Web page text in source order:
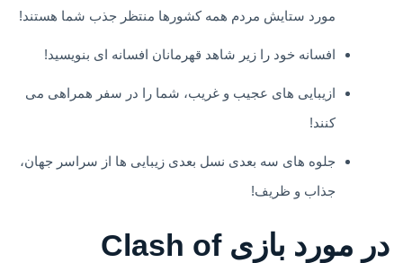
مورد ستایش مردم همه کشورها منتظر جذب شما هستند!
افسانه خود را زیر شاهد قهرمانان افسانه ای بنویسید!
ازیبایی های عجیب و غریب، شما را در سفر همراهی می
کنند!
جلوه های سه بعدی نسل بعدی زیبایی ها از سراسر جهان،
جذاب و ظریف!
در مورد بازی Clash of